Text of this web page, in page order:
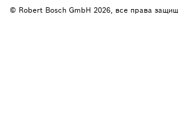
© Robert Bosch GmbH 2026, все права